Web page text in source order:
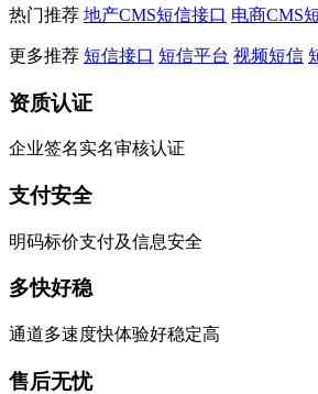
热门推荐 地产CMS短信接口 电商CMS
更多推荐 短信接口 短信平台 视频短信
资质认证
企业签名实名审核认证
支付安全
明码标价支付及信息安全
多快好稳
通道多速度快体验好稳定高
售后无忧